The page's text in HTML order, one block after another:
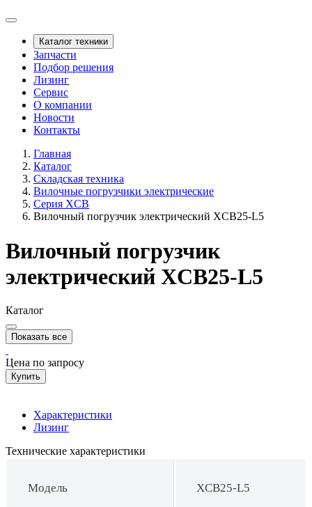
Каталог техники
Запчасти
Подбор решения
Лизинг
Сервис
О компании
Новости
Контакты
Главная
Каталог
Складская техника
Вилочные погрузчики электрические
Серия XCB
Вилочный погрузчик электрический XCB25-L5
Вилочный погрузчик
электрический XCB25-L5
Каталог
Показать все
Цена по запросу
Купить
Характеристики
Лизинг
Технические характеристики
Модель XCB25-L5